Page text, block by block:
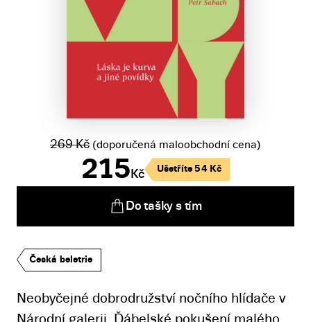
Česká beletrie
Neobyčejné dobrodružství nočního hlídače v
Národní galerii. Ďábelské pokušení malého
215Kč
269Kč (doporučená maloobchodní cena)
Ušetříte54 Kč
Do tašky s tím